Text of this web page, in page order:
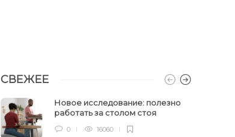
СВЕЖЕЕ
Новое исследование: полезно
работать за столом стоя
0 16060